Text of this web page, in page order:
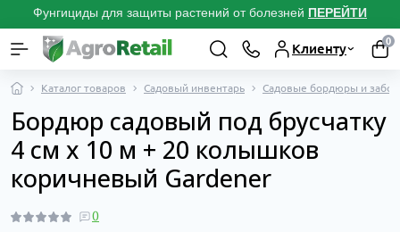
Фунгициды для защиты растений от болезней ПЕРЕЙТИ
Клиенту
0
Каталог товаров Садовый инвентарь Садовые бордюры и
Бордюр садовый под брусчатку
4 см х 10 м + 20 колышков
коричневый Gardener
0